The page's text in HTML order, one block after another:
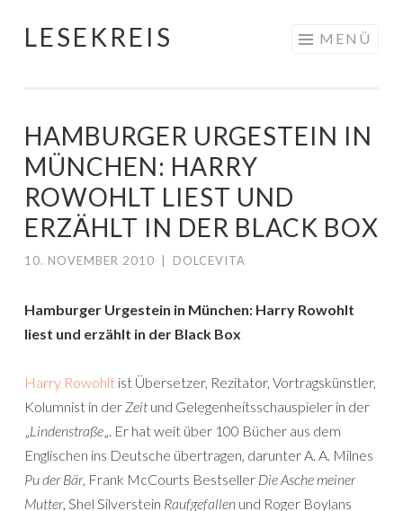
Springe
LESEKREIS MENÜ
HAMBURGER URGESTEIN IN
MÜNCHEN: HARRY
ROWOHLT LIEST UND
ERZÄHLT IN DER BLACK BOX
10. NOVEMBER 2010 DOLCEVITA
Hamburger Urgestein in München: Harry Rowohlt
liest und erzählt in der Black Box
Harry Rowohlt ist Übersetzer, Rezitator, Vortragskünstler,
Kolumnist in der Zeit und Gelegenheitsschauspieler in der
„Lindenstraße„. Er hat weit über 100 Bücher aus dem
Englischen ins Deutsche übertragen, darunter A. A. Milnes
Pu der Bär, Frank McCourts Bestseller Die Asche meiner
Mutter, Shel Silverstein Raufgefallen und Roger Boylans